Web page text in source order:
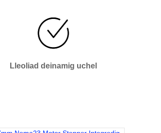
Lleoliad deinamig uchel